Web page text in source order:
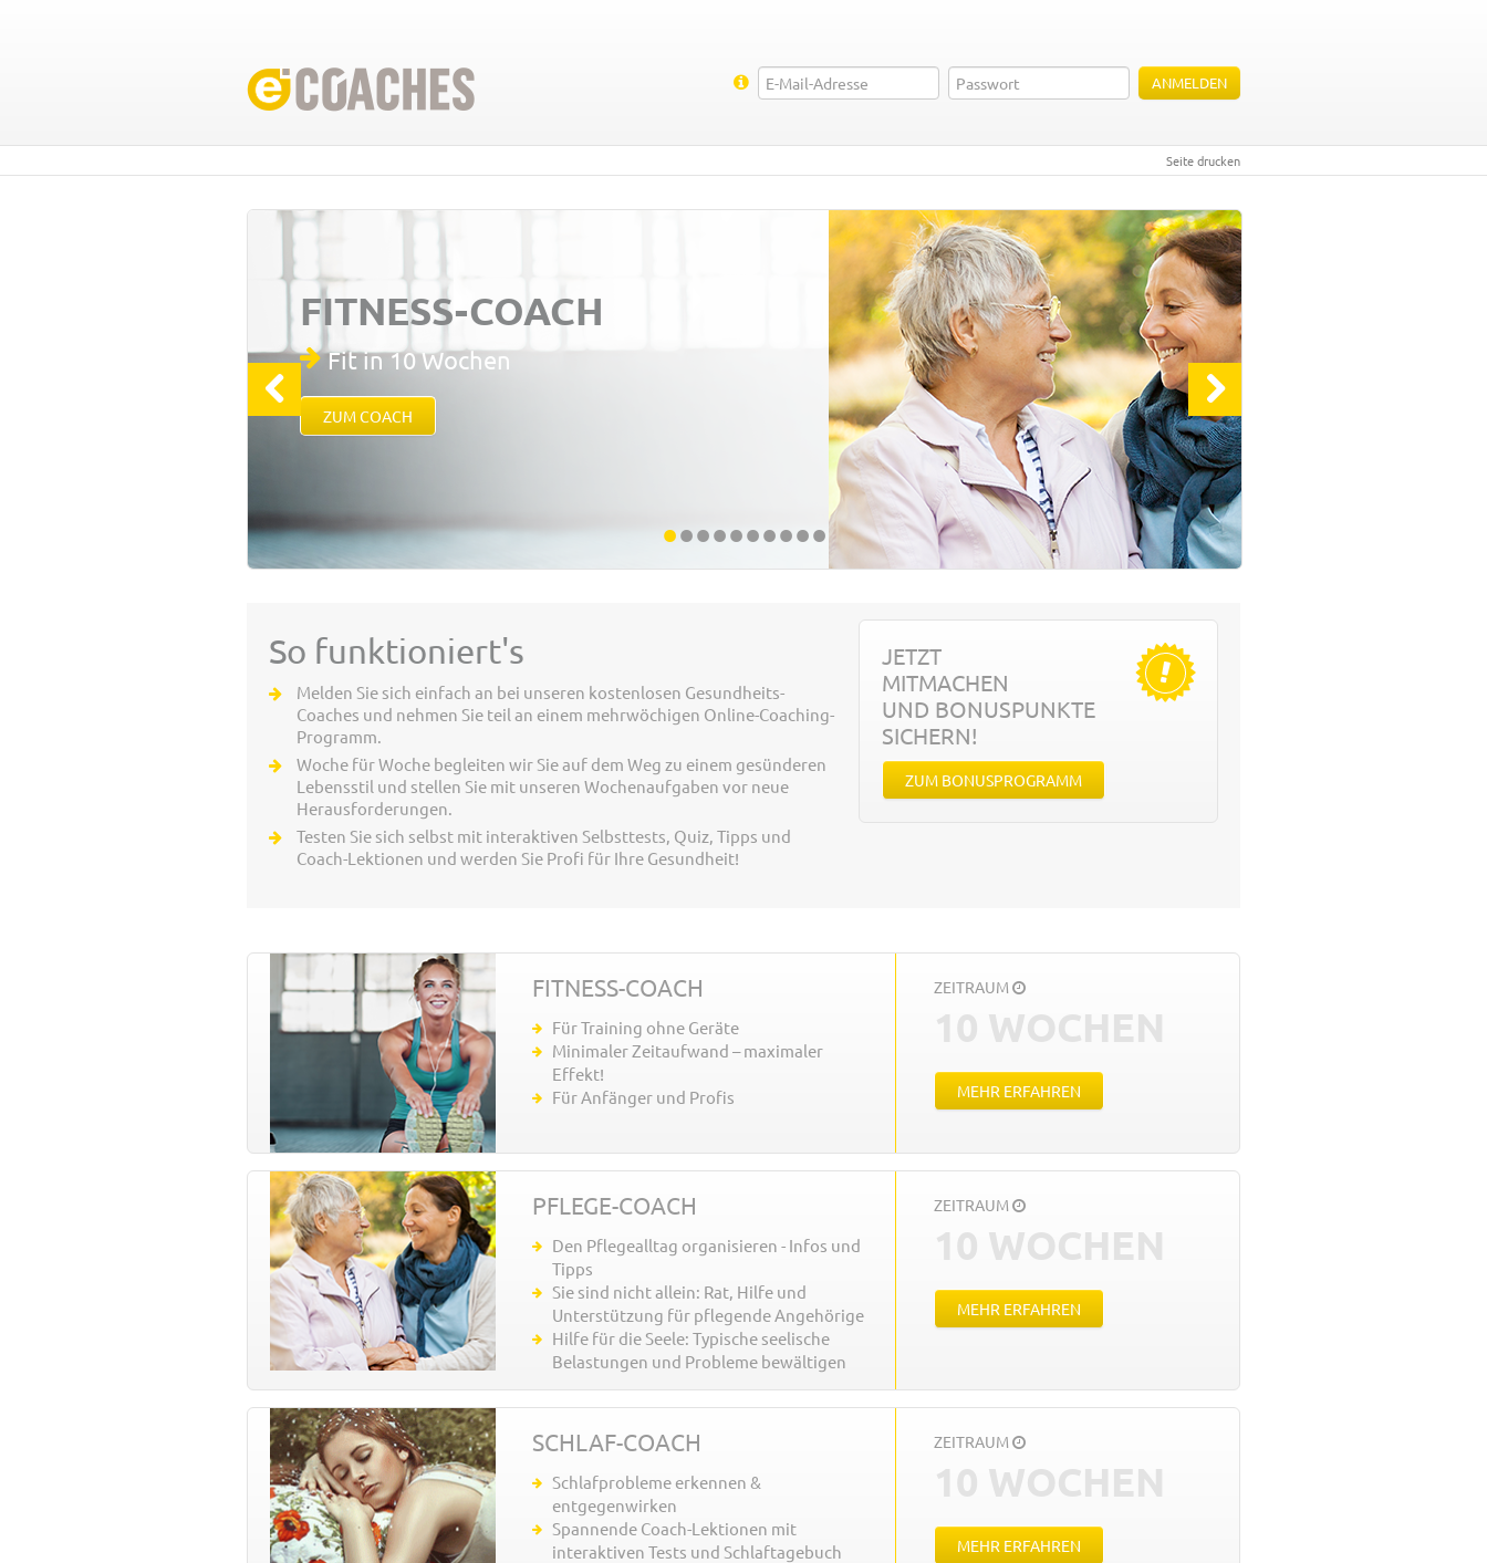
ANMELDEN
Seite drucken
••••••••••
PFLEGE-COACH
Stark für die Pflege
So funktioniert's
Melden Sie sich einfach an bei unseren kostenlosen Gesundheits-
Coaches und nehmen Sie teil an einem mehrwöchigen Online-Coaching-
Programm.
Woche für Woche begleiten wir Sie auf dem Weg zu einem gesünderen
Lebensstil und stellen Sie mit unseren Wochenaufgaben vor neue
Herausforderungen.
Testen Sie sich selbst mit interaktiven Selbsttests, Quiz, Tipps und
Coach-Lektionen und werden Sie Profi für Ihre Gesundheit!
JETZT
MITMACHEN
UND BONUSPUNKTE
SICHERN!
ZUM BONUSPROGRAMM
FITNESS-COACH
Für Training ohne Geräte
Minimaler Zeitaufwand – maximaler
Effekt!
Für Anfänger und Profis
ZEITRAUM
10 WOCHEN
MEHR ERFAHREN
PFLEGE-COACH
Den Pflegealltag organisieren - Infos und
Tipps
Sie sind nicht allein: Rat, Hilfe und
Unterstützung für pflegende Angehörige
Hilfe für die Seele: Typische seelische
Belastungen und Probleme bewältigen
ZEITRAUM
10 WOCHEN
MEHR ERFAHREN
SCHLAF-COACH
Schlafprobleme erkennen &
entgegenwirken
Spannende Coach-Lektionen mit
interaktiven Tests und Schlaftagebuch
ZEITRAUM
10 WOCHEN
MEHR ERFAHREN